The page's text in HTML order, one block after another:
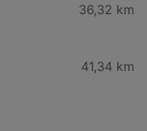
36,32 km
41,34 km